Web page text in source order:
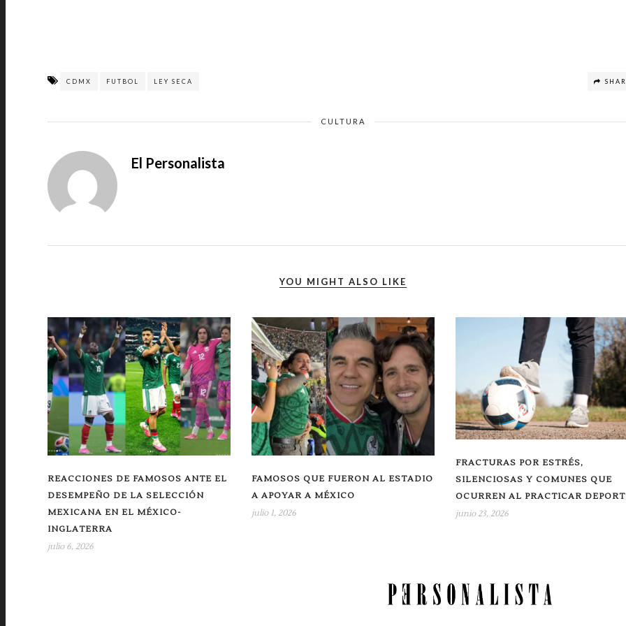
CDMX FUTBOL LEY SECA
CULTURA
El Personalista
YOU MIGHT ALSO LIKE
REACCIONES DE FAMOSOS ANTE EL
DESEMPEÑO DE LA SELECCIÓN
MEXICANA EN EL MÉXICO-
INGLATERRA
julio 6, 2026
FAMOSOS QUE FUERON AL ESTADIO
A APOYAR A MÉXICO
julio 1, 2026
FRACTURAS POR ESTRÉS,
SILENCIOSAS Y COMUNES QUE
OCURREN AL PRACTICAR
junio 23, 2026